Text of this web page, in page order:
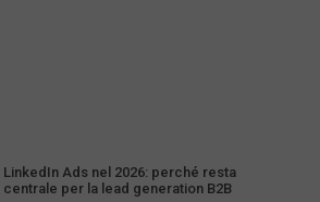
LinkedIn Ads nel 2026: perché resta
centrale per la lead generation B2B